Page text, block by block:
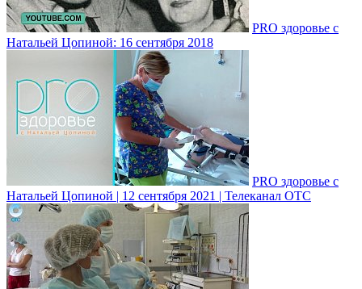
PRO здоровье с
Натальей Цопиной: 16 сентября 2018
PRO здоровье с
Натальей Цопиной | 12 сентября 2021 | Телеканал ОТС